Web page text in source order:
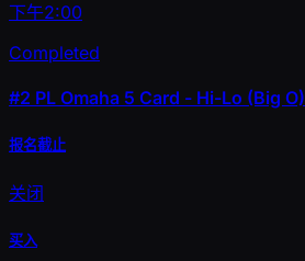
下午2:00
Completed
#2 PL Omaha 5 Card - Hi-Lo (Big O)
报名截止
关闭
买入